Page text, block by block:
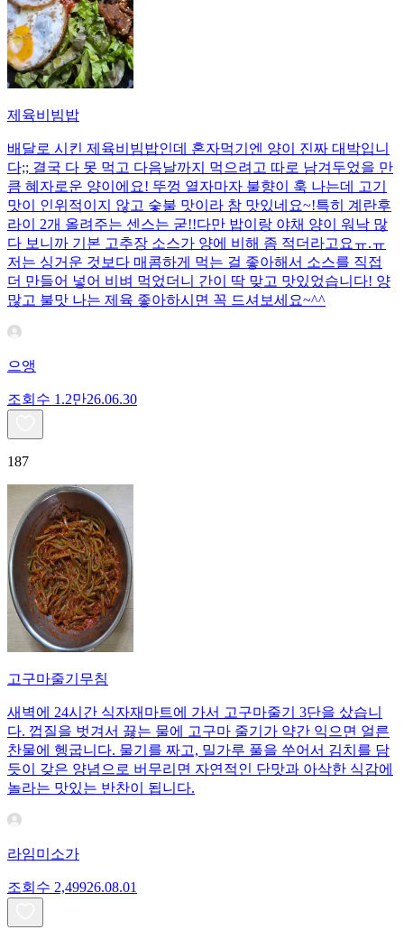
제육비빔밥
배달로 시킨 제육비빔밥인데 혼자먹기엔 양이 진짜 대박입니
다;; 결국 다 못 먹고 다음날까지 먹으려고 따로 남겨두었을 만
큼 혜자로운 양이에요! 뚜껑 열자마자 불향이 훅 나는데 고기
맛이 인위적이지 않고 숯불 맛이라 참 맛있네요~!특히 계란후
라이 2개 올려주는 센스는 굳!! ​다만 밥이랑 야채 양이 워낙 많
다 보니까 기본 고추장 소스가 양에 비해 좀 적더라고요ㅠ.ㅠ
저는 싱거운 것보다 매콤하게 먹는 걸 좋아해서 소스를 직접
더 만들어 넣어 비벼 먹었더니 간이 딱 맞고 맛있었습니다! 양
많고 불맛 나는 제육 좋아하시면 꼭 드셔보세요~^^
으앵
조회수 1.2만26.06.30
187
고구마줄기무침
새벽에 24시간 식자재마트에 가서 고구마줄기 3단을 샀습니
다. 껍질을 벗겨서 끓는 물에 고구마 줄기가 약간 익으면 얼른
찬물에 헹굽니다. 물기를 짜고, 밀가루 풀을 쑤어서 김치를 담
듯이 갖은 양념으로 버무리면 자연적인 단맛과 아삭한 식감에
놀라는 맛있는 반찬이 됩니다.
라임미소가
조회수 2,49926.08.01